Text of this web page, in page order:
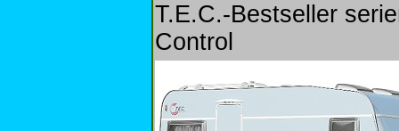
T.E.C.-Bestseller
Control